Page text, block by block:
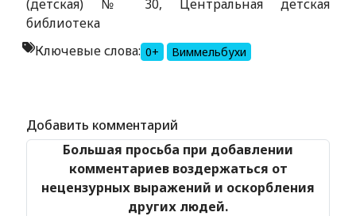
(детская) № 30, Центральная детская
библиотека
Ключевые слова: 0+ Виммельбухи
Добавить комментарий
Большая просьба при добавлении
комментариев воздержаться от
нецензурных выражений и оскорбления
других людей.